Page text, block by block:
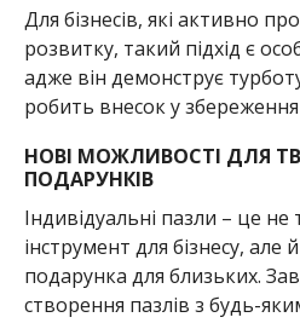
Для бізнесів, які активно
розвитку, такий підхід є
адже він демонструє
робить внесок у збереження
НОВІ МОЖЛИВОСТІ ДЛЯ
ПОДАРУНКІВ
Індивідуальні пазли – це не
інструмент для бізнесу, але
подарунка для близьких.
створення пазлів з будь-